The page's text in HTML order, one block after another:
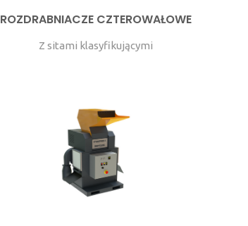
ROZDRABNIACZE CZTEROWAŁOWE
Z sitami klasyfikującymi